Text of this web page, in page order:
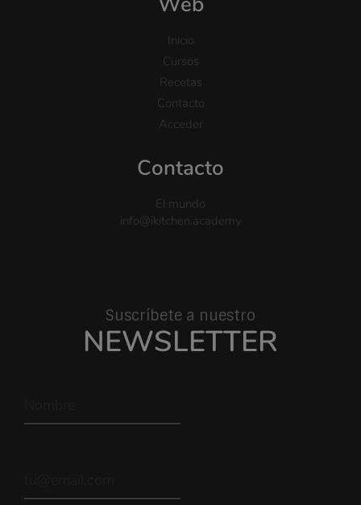
Inicio
Cursos
Recetas
Contacto
Acceder
Contacto
El mundo
info@ikitchen.academy
Suscríbete a nuestro
NEWSLETTER